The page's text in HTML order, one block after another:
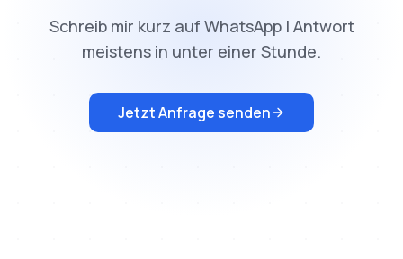
Schreib mir kurz auf WhatsApp | Antwort
meistens in unter einer Stunde.
Jetzt Anfrage senden